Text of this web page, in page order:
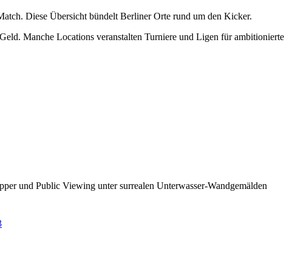
Diese Übersicht bündelt Berliner Orte rund um den Kicker.
Manche Locations veranstalten Turniere und Ligen für ambitionierte
und Public Viewing unter surrealen Unterwasser-Wandgemälden